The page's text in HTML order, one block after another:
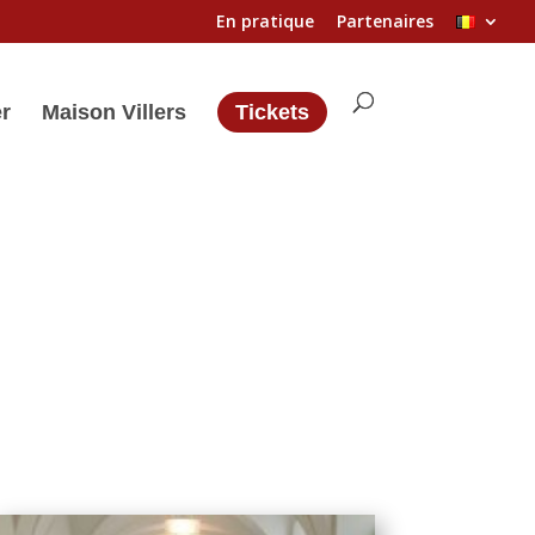
En pratique Partenaires
Maison Villers Tickets